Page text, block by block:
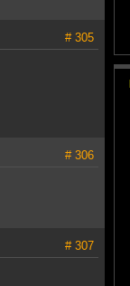
# 305
# 306
# 307